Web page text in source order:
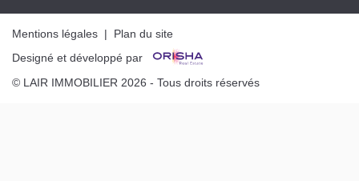
Mentions légales | Plan du site
Designé et développé par
© LAIR IMMOBILIER 2026 - Tous droits réservés